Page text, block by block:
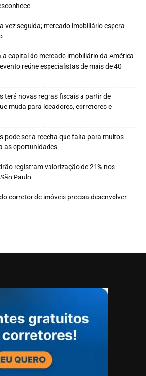
vez seguida; mercado imobiliário espera
a capital do mercado imobiliário da América
reúne especialistas de mais de 40
terá novas regras fiscais a partir de
muda para locadores, corretores e
pode ser a receita que falta para muitos
as oportunidades
registram valorização de 21% nos
Paulo
corretor de imóveis precisa desenvolver